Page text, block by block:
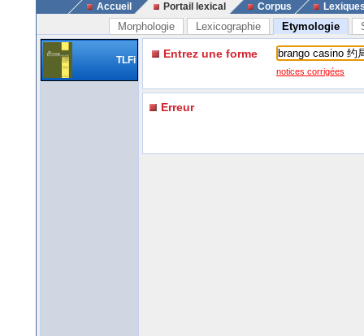
Accueil Portail lexical Corpus
Morphologie Lexicographie Etymologie
TLFi Entrez une forme
notices corrigées
Erreur